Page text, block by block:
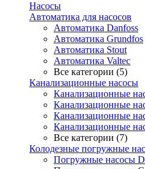
Насосы
Автоматика для насосов
Автоматика Danfoss
Автоматика Grundfos
Автоматика Stout
Автоматика Valtec
Все категории (5)
Канализационные насосы
Канализационные
Канализационные
Канализационные
Канализационные
Все категории (7)
Колодезные погружные
Погружные насосы